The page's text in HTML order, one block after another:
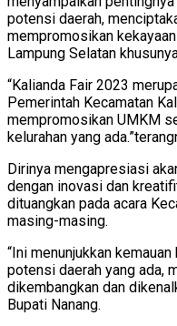
potensi daerah,
mempromosikan
Lampung Selatan
“Kalianda Fair 2023
Pemerintah Kecamatan
mempromosikan UMKM
kelurahan yang
Dirinya mengapresiasi
dengan inovasi dan
dituangkan pada acara
masing-masing.
“Ini menunjukkan
potensi daerah yang ada,
dikembangkan dan
Bupati Nanang.